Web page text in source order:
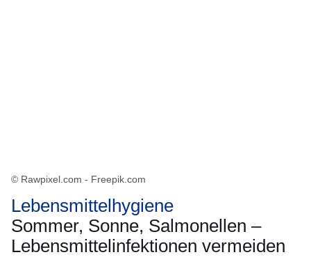
© Rawpixel.com - Freepik.com
Lebensmittelhygiene
Sommer, Sonne, Salmonellen –
Lebensmittelinfektionen vermeiden